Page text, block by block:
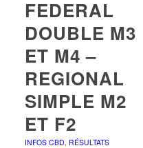
FEDERAL
DOUBLE M3
ET M4 –
REGIONAL
SIMPLE M2
ET F2
INFOS CBD, RÉSULTATS